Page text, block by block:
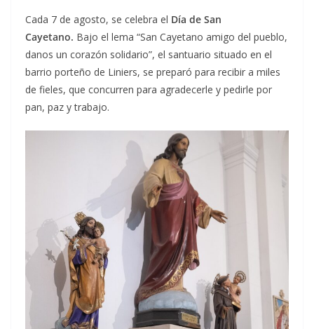
Cada 7 de agosto, se celebra el Día de San
Cayetano. Bajo el lema “San Cayetano amigo del pueblo,
danos un corazón solidario”, el santuario situado en el
barrio porteño de Liniers, se preparó para recibir a miles
de fieles, que concurren para agradecerle y pedirle por
pan, paz y trabajo.